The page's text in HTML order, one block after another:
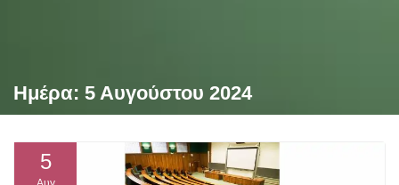
Ημέρα: 5 Αυγούστου 2024
5